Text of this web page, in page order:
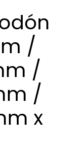
/
/
/
x